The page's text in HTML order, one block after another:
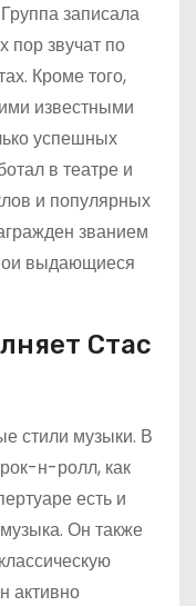
записала
пор звучат по
Кроме того,
известными
успешных
в театре и
и популярных
званием
выдающиеся
Стас
стили музыки. В
н-ролл, как
есть и
Он также
активно